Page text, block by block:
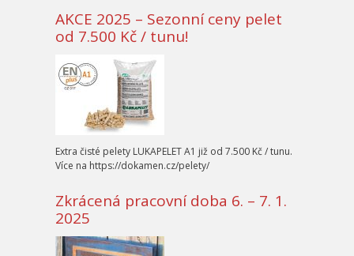
AKCE 2025 – Sezonní ceny pelet
od 7.500 Kč / tunu!
Extra čisté pelety LUKAPELET A1 již od 7.500 Kč / tunu.
Více na https://dokamen.cz/pelety/
Zkrácená pracovní doba 6. – 7. 1.
2025